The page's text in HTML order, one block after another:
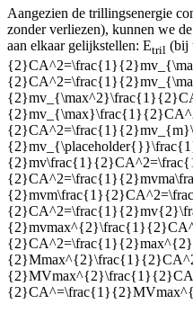
Aangezien de trillingsenergie
zonder verliezen), kunnen we
aan elkaar gelijkstellen: Etril (bij